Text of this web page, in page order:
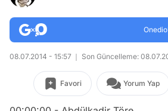
08.07.2014 - 15:57 Son Güncelleme:
Favori Yorum Yap